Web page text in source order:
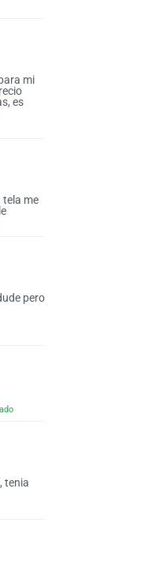
mi
es
tela me
pero
tenia